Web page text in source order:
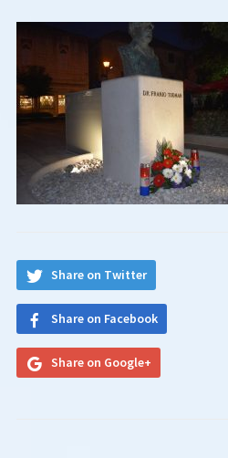
Share on Twitter
Share on Facebook
Share on Google+